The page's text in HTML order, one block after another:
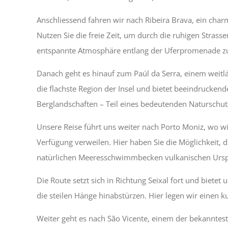
Anschliessend fahren wir nach Ribeira Brava, ein
Nutzen Sie die freie Zeit, um durch die ruhigen
entspannte Atmosphäre entlang der Uferpromenade
Danach geht es hinauf zum Paúl da Serra, einem
die flachste Region der Insel und bietet
Berglandschaften – Teil eines bedeutenden
Unsere Reise führt uns weiter nach Porto Moniz, wo
Verfügung verweilen. Hier haben Sie die
natürlichen Meeresschwimmbecken vulkanischen
Die Route setzt sich in Richtung Seixal fort und bietet
die steilen Hänge hinabstürzen. Hier legen wir einen
Weiter geht es nach São Vicente, einem der